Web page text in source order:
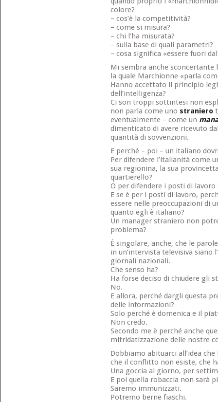
colore?
– cos’è la competitività?
– come si misura?
– chi l’ha misurata?
– sulla base di quali parametri?
– cosa significa «essere fuori
Mi sembra anche sconcertante
la quale Marchionne «parla
Hanno accettato il principio
dell’intelligenza?
Ci son troppi sottintesi non
non parla come uno straniero
eventualmente – come un
dimenticato di avere ricevuto
quantità di sovvenzioni.
E perché – poi – un italiano
Per difendere l’italianità come
sua regionina, la sua
quartierello?
O per difendere i posti di
E se è per i posti di lavoro,
essere nelle preoccupazioni di
quanto egli è italiano?
Un manager straniero non
problema?
È singolare, anche, che le
in un’intervista televisiva siano
giornali nazionali.
Che senso ha?
Ha forse deciso di chiudere gli
No.
E allora, perché dargli questa
delle informazioni?
Solo perché è domenica e il
Non credo.
Secondo me è perché anche
mitridatizzazione delle nostre
Dobbiamo abituarci all’idea
che il conflitto non esiste, che
Una goccia al giorno, per
E poi quella robaccia non sarà
Saremo immunizzati.
Potremo berne fiaschi.